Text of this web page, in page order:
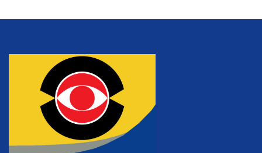
เศรษฐกิจ
น้อย